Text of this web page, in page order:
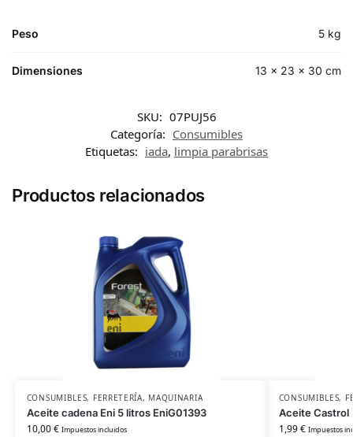
Peso 5 kg
Dimensiones 13 × 23 × 30 cm
SKU: 07PUJ56
Categoría: Consumibles
Etiquetas: iada, limpia parabrisas
Productos relacionados
CONSUMIBLES, FERRETERÍA, MAQUINARIA
Aceite cadena Eni 5 litros EniG01393
10,00€ Impuestos incluidos
CONSUMIBLES,
Aceite Castrol
1,99€ Impuestos